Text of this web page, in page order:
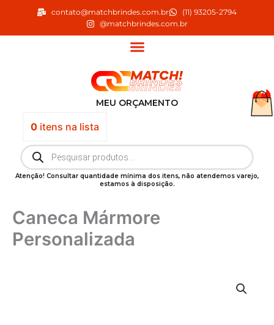
o
contato@matchbrindes.com.br
(11) 93205-2794
@matchbrindes.com.br
MEU ORÇAMENTO
0itens na lista
Pesquisar
produtos
Atenção! Consultar quantidade mínima dos itens, não atendemos varejo,
estamos à disposição.
Caneca Mármore
Personalizada